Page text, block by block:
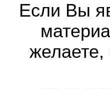
Если Вы